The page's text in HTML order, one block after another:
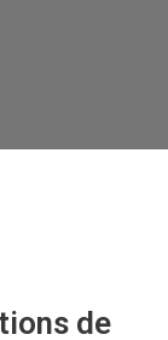
de